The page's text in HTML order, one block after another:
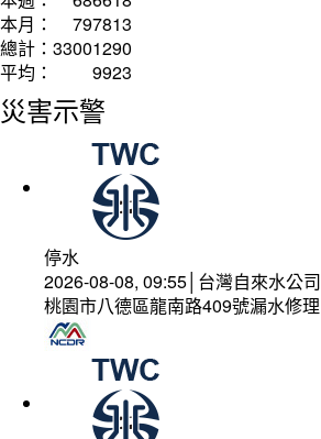
本月：
797813
總計： 33001290
平均：
9923
災害示警
停水
2026-08-08, 09:55│台灣自來水公司
桃園市八德區龍南路409號漏水修理